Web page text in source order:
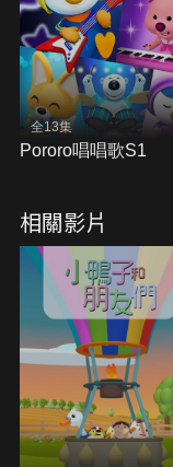
全13集
Pororo唱唱歌S1
相關影片